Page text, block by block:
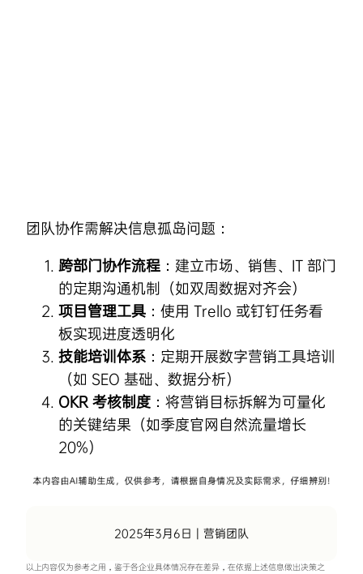
团队协作需解决信息孤岛问题：
跨部门协作流程：建立市场、销售、IT 部门
的定期沟通机制（如双周数据对齐会）
项目管理工具：使用 Trello 或钉钉任务看
板实现进度透明化
技能培训体系：定期开展数字营销工具培训
（如 SEO 基础、数据分析）
OKR 考核制度：将营销目标拆解为可量化
的关键结果（如季度官网自然流量增长
20%）
2025年3月6日 营销团队
以上内容仅为参考之用，鉴于各企业具体情况存在差异，在依据上述信息做出决策之